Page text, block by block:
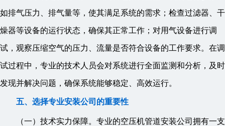
如排气压力、排气量等，使其满足系统的需求；检查过滤器、干
燥器等设备的运行状态，确保其正常工作；对用气设备进行调
试，观察压缩空气的压力、流量是否符合设备的工作要求。在调
试过程中，专业的技术人员会对系统进行全面监测和分析，及时
发现并解决问题，确保系统能够稳定、高效运行。
五、选择专业安装公司的重要性
（一）技术实力保障。专业的空压机管道安装公司拥有一支